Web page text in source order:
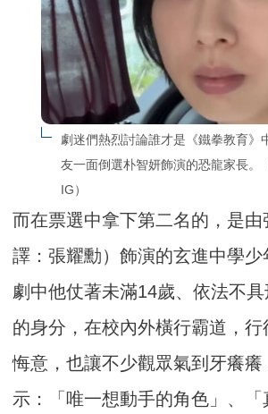
劇迷們熱烈討論誰才是《鐵拳教育》
友一面倒選朴智妍飾演的恐龍家長。
IG）
而在票選中拿下第二名的，是由
譯：張耀勳）飾演的玄進中學少
劇中他仗著未滿14歲、依法不
的身分，在校內外橫行霸道，行
悔意，也讓不少觀眾氣到牙癢癢
示：「唯一想動手的角色」、「